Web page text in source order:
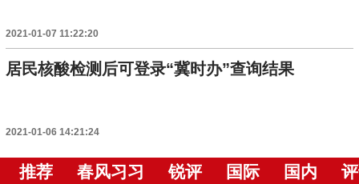
2021-01-07 11:22:20
居民核酸检测后可登录“冀时办”查询结果
2021-01-06 14:21:24
推荐 春风习习 锐评 国际 国内